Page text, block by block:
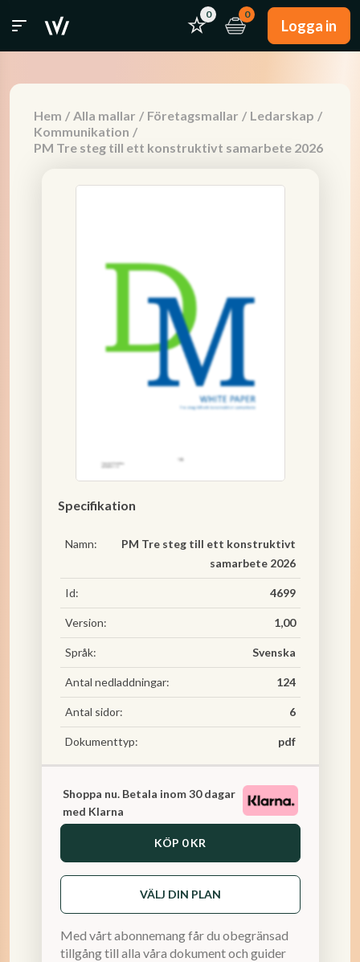
0 0
Logga in
Hem / Alla mallar / Företagsmallar / Ledarskap /
Kommunikation /
PM Tre steg till ett konstruktivt samarbete 2026
Specifikation
Namn:
PM Tre steg till ett konstruktivt
samarbete 2026
Id: 4699
Version: 1,00
Språk: Svenska
Antal nedladdningar: 124
Antal sidor: 6
Dokumenttyp: pdf
Shoppa nu. Betala inom 30 dagar
med Klarna
KÖP 0 KR
VÄLJ DIN PLAN
Med vårt abonnemang får du obegränsad
tillgång till alla våra dokument och guider